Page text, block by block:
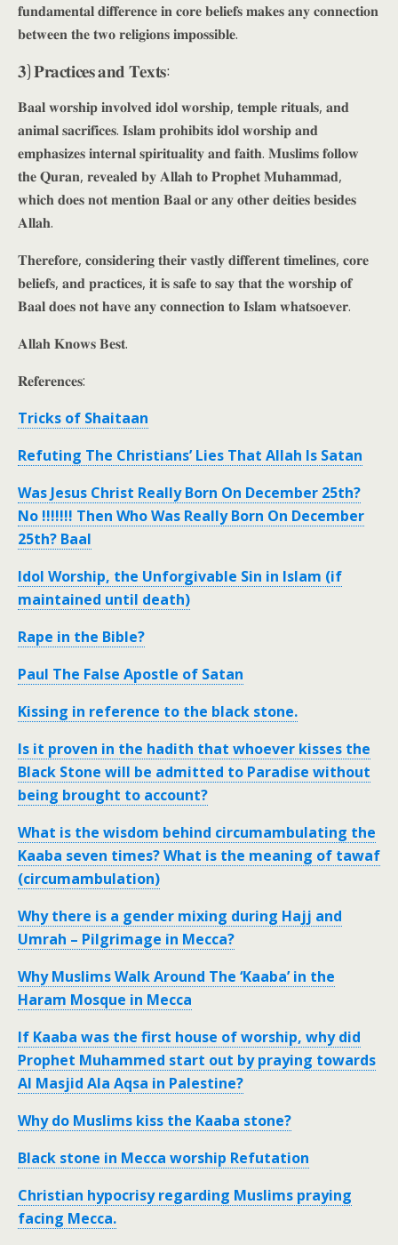
𝐟𝐮𝐧𝐝𝐚𝐦𝐞𝐧𝐭𝐚𝐥 𝐝𝐢𝐟𝐟𝐞𝐫𝐞𝐧𝐜𝐞 𝐢𝐧 𝐜𝐨𝐫𝐞 𝐛𝐞𝐥𝐢𝐞𝐟𝐬 𝐦𝐚𝐤𝐞𝐬 𝐚𝐧𝐲 𝐜𝐨𝐧𝐧𝐞𝐜𝐭𝐢𝐨𝐧
𝐛𝐞𝐭𝐰𝐞𝐞𝐧 𝐭𝐡𝐞 𝐭𝐰𝐨 𝐫𝐞𝐥𝐢𝐠𝐢𝐨𝐧𝐬 𝐢𝐦𝐩𝐨𝐬𝐬𝐢𝐛𝐥𝐞.
𝟑) 𝐏𝐫𝐚𝐜𝐭𝐢𝐜𝐞𝐬 𝐚𝐧𝐝 𝐓𝐞𝐱𝐭𝐬:
𝐁𝐚𝐚𝐥 𝐰𝐨𝐫𝐬𝐡𝐢𝐩 𝐢𝐧𝐯𝐨𝐥𝐯𝐞𝐝 𝐢𝐝𝐨𝐥 𝐰𝐨𝐫𝐬𝐡𝐢𝐩, 𝐭𝐞𝐦𝐩𝐥𝐞 𝐫𝐢𝐭𝐮𝐚𝐥𝐬, 𝐚𝐧𝐝
𝐚𝐧𝐢𝐦𝐚𝐥 𝐬𝐚𝐜𝐫𝐢𝐟𝐢𝐜𝐞𝐬. 𝐈𝐬𝐥𝐚𝐦 𝐩𝐫𝐨𝐡𝐢𝐛𝐢𝐭𝐬 𝐢𝐝𝐨𝐥 𝐰𝐨𝐫𝐬𝐡𝐢𝐩 𝐚𝐧𝐝
𝐞𝐦𝐩𝐡𝐚𝐬𝐢𝐳𝐞𝐬 𝐢𝐧𝐭𝐞𝐫𝐧𝐚𝐥 𝐬𝐩𝐢𝐫𝐢𝐭𝐮𝐚𝐥𝐢𝐭𝐲 𝐚𝐧𝐝 𝐟𝐚𝐢𝐭𝐡. 𝐌𝐮𝐬𝐥𝐢𝐦𝐬 𝐟𝐨𝐥𝐥𝐨𝐰
𝐭𝐡𝐞 𝐐𝐮𝐫𝐚𝐧, 𝐫𝐞𝐯𝐞𝐚𝐥𝐞𝐝 𝐛𝐲 𝐀𝐥𝐥𝐚𝐡 𝐭𝐨 𝐏𝐫𝐨𝐩𝐡𝐞𝐭 𝐌𝐮𝐡𝐚𝐦𝐦𝐚𝐝,
𝐰𝐡𝐢𝐜𝐡 𝐝𝐨𝐞𝐬 𝐧𝐨𝐭 𝐦𝐞𝐧𝐭𝐢𝐨𝐧 𝐁𝐚𝐚𝐥 𝐨𝐫 𝐚𝐧𝐲 𝐨𝐭𝐡𝐞𝐫 𝐝𝐞𝐢𝐭𝐢𝐞𝐬 𝐛𝐞𝐬𝐢𝐝𝐞𝐬
𝐀𝐥𝐥𝐚𝐡.
𝐓𝐡𝐞𝐫𝐞𝐟𝐨𝐫𝐞, 𝐜𝐨𝐧𝐬𝐢𝐝𝐞𝐫𝐢𝐧𝐠 𝐭𝐡𝐞𝐢𝐫 𝐯𝐚𝐬𝐭𝐥𝐲 𝐝𝐢𝐟𝐟𝐞𝐫𝐞𝐧𝐭 𝐭𝐢𝐦𝐞𝐥𝐢𝐧𝐞𝐬, 𝐜𝐨𝐫𝐞
𝐛𝐞𝐥𝐢𝐞𝐟𝐬, 𝐚𝐧𝐝 𝐩𝐫𝐚𝐜𝐭𝐢𝐜𝐞𝐬, 𝐢𝐭 𝐢𝐬 𝐬𝐚𝐟𝐞 𝐭𝐨 𝐬𝐚𝐲 𝐭𝐡𝐚𝐭 𝐭𝐡𝐞 𝐰𝐨𝐫𝐬𝐡𝐢𝐩 𝐨𝐟
𝐁𝐚𝐚𝐥 𝐝𝐨𝐞𝐬 𝐧𝐨𝐭 𝐡𝐚𝐯𝐞 𝐚𝐧𝐲 𝐜𝐨𝐧𝐧𝐞𝐜𝐭𝐢𝐨𝐧 𝐭𝐨 𝐈𝐬𝐥𝐚𝐦 𝐰𝐡𝐚𝐭𝐬𝐨𝐞𝐯𝐞𝐫.
𝐀𝐥𝐥𝐚𝐡 𝐊𝐧𝐨𝐰𝐬 𝐁𝐞𝐬𝐭.
𝐑𝐞𝐟𝐞𝐫𝐞𝐧𝐜𝐞𝐬:
Tricks of Shaitaan
Refuting The Christians’ Lies That Allah Is Satan
Was Jesus Christ Really Born On December 25th?
No !!!!!!! Then Who Was Really Born On December
25th? Baal
Idol Worship, the Unforgivable Sin in Islam (if
maintained until death)
Rape in the Bible?
Paul The False Apostle of Satan
Kissing in reference to the black stone.
Is it proven in the hadith that whoever kisses the
Black Stone will be admitted to Paradise without
being brought to account?
What is the wisdom behind circumambulating the
Kaaba seven times? What is the meaning of tawaf
(circumambulation)
Why there is a gender mixing during Hajj and
Umrah – Pilgrimage in Mecca?
Why Muslims Walk Around The ‘Kaaba’ in the
Haram Mosque in Mecca
If Kaaba was the first house of worship, why did
Prophet Muhammed start out by praying towards
Al Masjid Ala Aqsa in Palestine?
Why do Muslims kiss the Kaaba stone?
Black stone in Mecca worship Refutation
Christian hypocrisy regarding Muslims praying
facing Mecca.